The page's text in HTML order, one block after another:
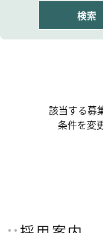
該当する募
条件を変